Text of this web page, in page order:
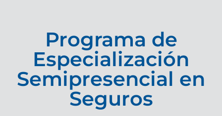
Programa de
Especialización
Semipresencial en
Seguros